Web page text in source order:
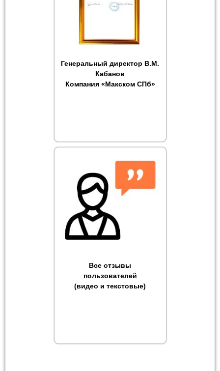
Генеральный директор В.М.
Кабанов
Компания «Макском СПб»
Все отзывы
пользователей
(видео и текстовые)